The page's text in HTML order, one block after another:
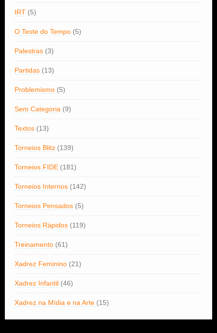
IRT (5)
O Teste do Tempo (5)
Palestras (3)
Partidas (13)
Problemismo (5)
Sem Categoria (9)
Textos (13)
Torneios Blitz (139)
Torneios FIDE (181)
Torneios Internos (142)
Torneios Pensados (5)
Torneios Rápidos (119)
Treinamento (61)
Xadrez Feminino (21)
Xadrez Infantil (46)
Xadrez na Mídia e na Arte (15)